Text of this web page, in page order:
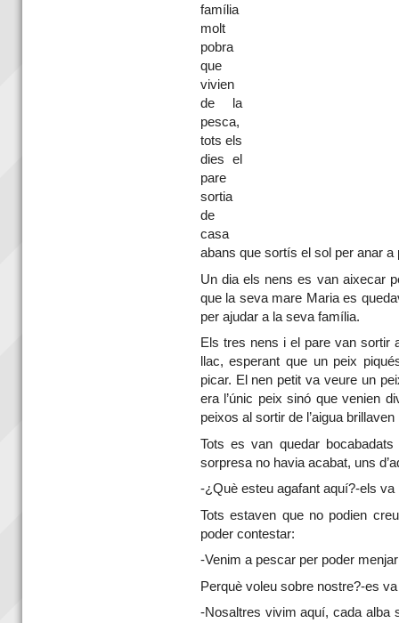
família
molt
pobra
que
vivien
de la
pesca,
tots els
dies el
pare
sortia
de
casa
abans que sortís el sol per anar a
Un dia els nens es van aixecar
que la seva mare Maria es
per ajudar a la seva família.
Els tres nens i el pare van sortir
llac, esperant que un peix
picar. El nen petit va veure un
era l’únic peix sinó que venien
peixos al sortir de l’aigua
Tots es van quedar
sorpresa no havia acabat, uns
-¿Què esteu agafant aquí?-els va
Tots estaven que no podien
poder contestar:
-Venim a pescar per poder
Perquè voleu sobre nostre?-es
-Nosaltres vivim aquí, cada alba